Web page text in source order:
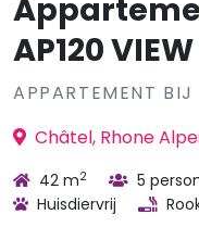
AP120
APPARTEMENT BIJ
Châtel, Rhone
42 m2 5
Huisdiervrij